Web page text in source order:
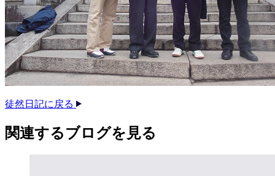
徒然日記に戻る
関連する​ブログを​見る​